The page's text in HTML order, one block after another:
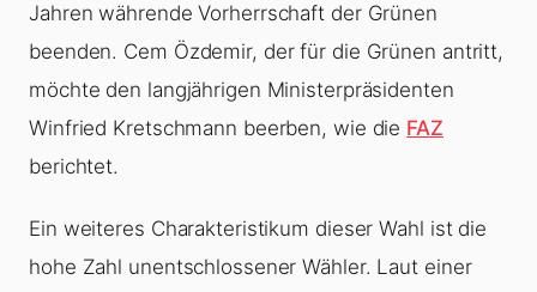
Jahren währende Vorherrschaft der Grünen
beenden. Cem Özdemir, der für die Grünen antritt,
möchte den langjährigen Ministerpräsidenten
Winfried Kretschmann beerben, wie die FAZ
berichtet.
Ein weiteres Charakteristikum dieser Wahl ist die
hohe Zahl unentschlossener Wähler. Laut einer